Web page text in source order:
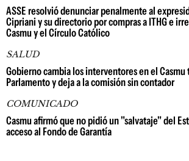
ASSE resolvió denunciar penalmente al
Cipriani y su directorio por compras a ITHG e
Casmu y el Círculo Católico
SALUD
Gobierno cambia los interventores en el
Parlamento y deja a la comisión sin contador
COMUNICADO
Casmu afirmó que no pidió un "salvataje" del
acceso al Fondo de Garantía